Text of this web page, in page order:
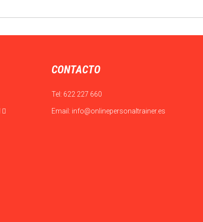
CONTACTO
Tel: 622 227 660
Email: info@onlinepersonaltrainer.es